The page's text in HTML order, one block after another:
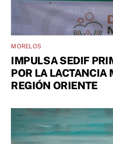
MORELOS
IMPULSA SEDIF
POR LA LACTANCIA
REGIÓN ORIENTE